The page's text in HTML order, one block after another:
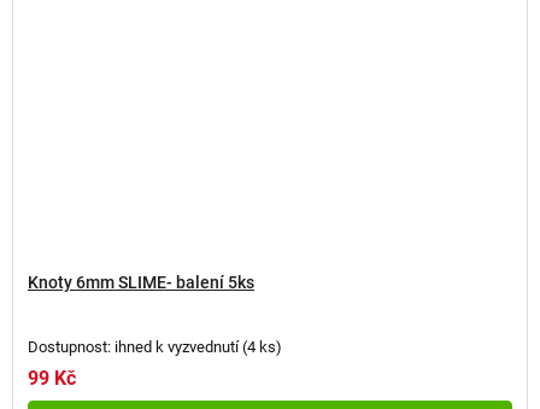
Knoty 6mm SLIME- balení 5ks
Dostupnost: ihned k vyzvednutí(4 ks)
99 Kč